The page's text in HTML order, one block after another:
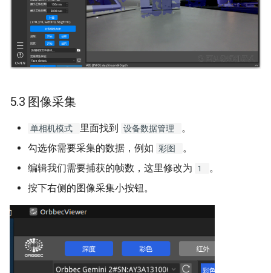
5.3 图像采集
单相机模式 里面找到 设备数据管理
。
勾选你需要采集的数据，例如 彩图
。
编辑我们需要捕获的帧数，这里修改为 1
。
按下右侧的图像采集小按钮。